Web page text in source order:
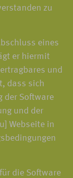
zu
eines
er hiermit
und
dass sich
der Software
und der
Webseite in
die Software